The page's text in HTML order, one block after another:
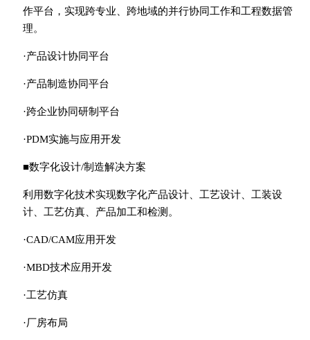
作平台，实现跨专业、跨地域的并行协同工作和工程数据管
理。
·产品设计协同平台
·产品制造协同平台
·跨企业协同研制平台
·PDM实施与应用开发
■数字化设计/制造解决方案
利用数字化技术实现数字化产品设计、工艺设计、工装设
计、工艺仿真、产品加工和检测。
·CAD/CAM应用开发
·MBD技术应用开发
·工艺仿真
·厂房布局